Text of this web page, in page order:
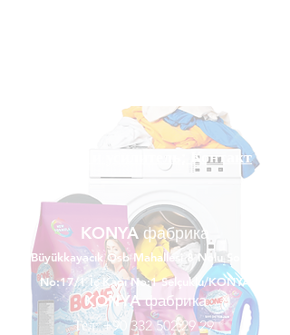
Адрес и усилитель; Контакт
KONYA фабрика
Büyükkayacık Osb Mahallesi 8 Nolu Sokak
No:17/1 İç Kapı No:1 Selçuklu/KONYA
KONYA фабрика
Тел:+90 332 502 29 29